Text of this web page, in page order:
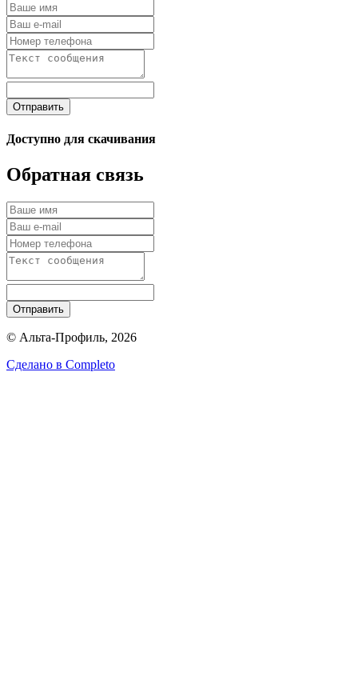
Отправить
Доступно для скачивания
Обратная связь
Отправить
© Альта-Профиль, 2026
Сделано в Completo